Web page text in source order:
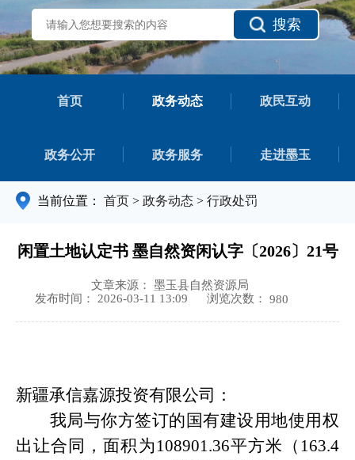
搜索
首页 政务动态 政民互动
政务公开 政务服务 走进墨玉
当前位置： 首页 > 政务动态 > 行政处罚
闲置土地认定书 墨自然资闲认字〔2026〕21号
文章来源： 墨玉县自然资源局
发布时间： 2026-03-11 13:09
浏览次数： 980
新疆承信嘉源投资有限公司：
我局与你方签订的国有建设用地使用权
出让合同，面积 为 108901.36平方米（ 163.4